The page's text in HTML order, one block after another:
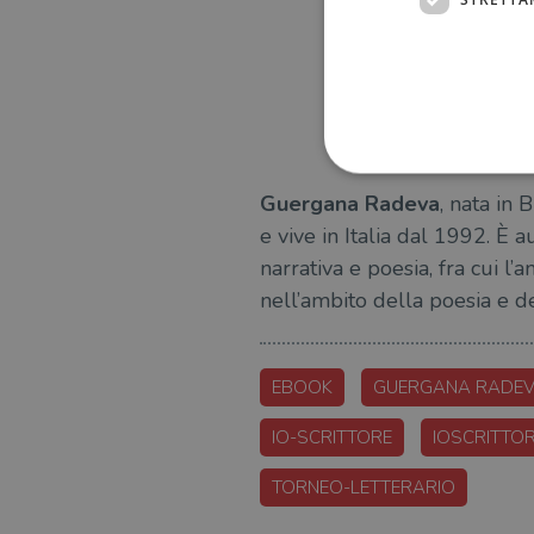
Guergana Radeva, nata in
e vive in Italia dal 1992. È
narrativa e poesia, fra cui
nell’ambito della poesia e
EBOOK GUERGANA
IO-SCRITTORE
TORNEO-LETTERARIO
I cookie strettamente
web non può essere
wordpress_test_cookie
wordpress_sec_[hash]